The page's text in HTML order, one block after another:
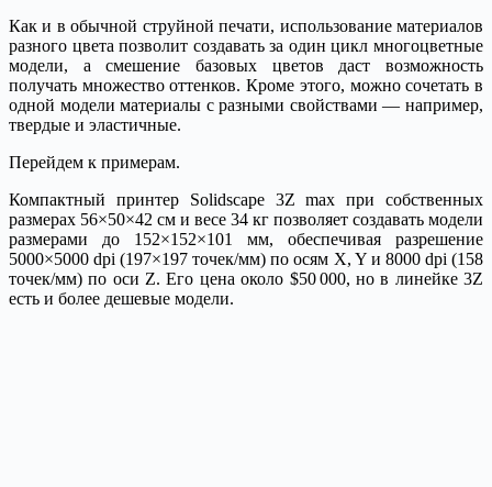
Как и в обычной струйной печати, использование материалов
разного цвета позволит создавать за один цикл многоцветные
модели, а смешение базовых цветов даст возможность
получать множество оттенков. Кроме этого, можно сочетать в
одной модели материалы с разными свойствами — например,
твердые и эластичные.
Перейдем к примерам.
Компактный принтер Solidscape 3Z max при собственных
размерах 56×50×42 см и весе 34 кг позволяет создавать модели
размерами до 152×152×101 мм, обеспечивая разрешение
5000×5000 dpi (197×197 точек/мм) по осям X, Y и 8000 dpi (158
точек/мм) по оси Z. Его цена около $50 000, но в линейке 3Z
есть и более дешевые модели.